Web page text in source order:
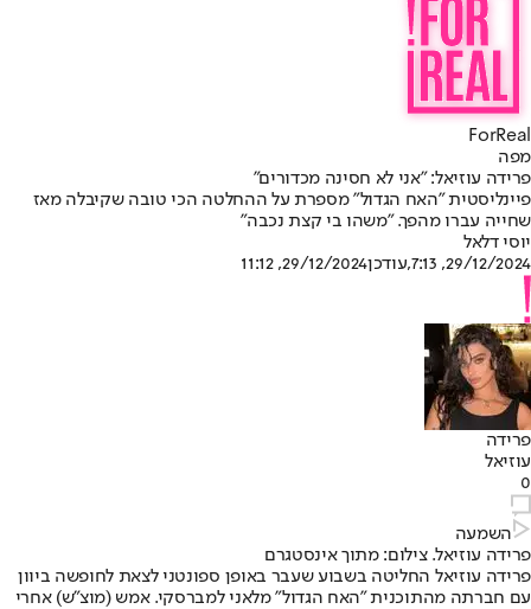
ForReal
מפה
פרידה עוזיאל: "אני לא חסינה מכדורים"
פיינליסטית "האח הגדול" מספרת על ההחלטה הכי טובה שקיבלה מאז
שחייה עברו מהפך. "משהו בי קצת נכבה"
יוסי דלאל
29/12/2024, 7:13
,עודכן29/12/2024, 11:12
פרידה
עוזיאל
0
השמעה
פרידה עוזיאל. צילום: מתוך אינסטגרם
פרידה עוזיאל החליטה בשבוע שעבר באופן ספונטני לצאת לחופשה ביוון
עם חברתה מהתוכנית "האח הגדול" מלאני למברסקי. אמש (מוצ"ש) אחרי